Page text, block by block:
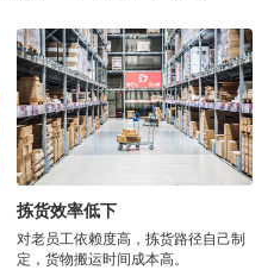
拣货效率低下
对老员工依赖度高，拣货路径自己制
定，货物搬运时间成本高。